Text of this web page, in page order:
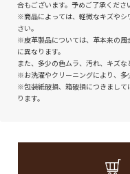
合もございます。予めご了承くださ
※商品によっては、軽微なキズやシ
さい。
※皮革製品については、革本来の風
に異なります。
また、多少の色ムラ、汚れ、キズな
※お洗濯やクリーニングにより、多
※包装紙破損、箱破損につきまして
ります。